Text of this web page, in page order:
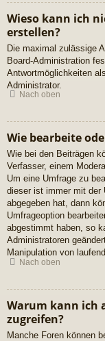
Wieso kann ich
erstellen?
Die maximal zulässige
Board-Administration
Antwortmöglichkeiten
Administrator.
Nach oben
Wie bearbeite
Wie bei den Beiträgen
Verfasser, einem
Um eine Umfrage zu
dieser ist immer mit der
abgegeben hat, dann
Umfrageoption
abgestimmt haben, so
Administratoren
Manipulation von
Nach oben
Warum kann ich
zugreifen?
Manche Foren können